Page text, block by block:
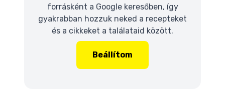
forrásként a Google keresőben, így
gyakrabban hozzuk neked a recepteket
és a cikkeket a találataid között.
Beállítom